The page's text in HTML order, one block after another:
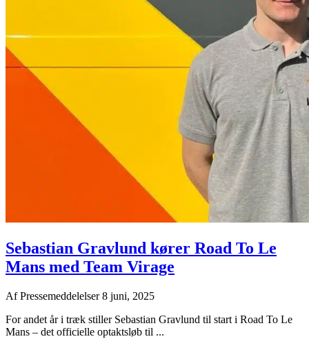
Sebastian Gravlund kører Road To Le
Mans med Team Virage
AfPressemeddelelser8 juni, 2025
For andet år i træk stiller Sebastian Gravlund til start i Road To Le
Mans – det officielle optaktsløb til ...